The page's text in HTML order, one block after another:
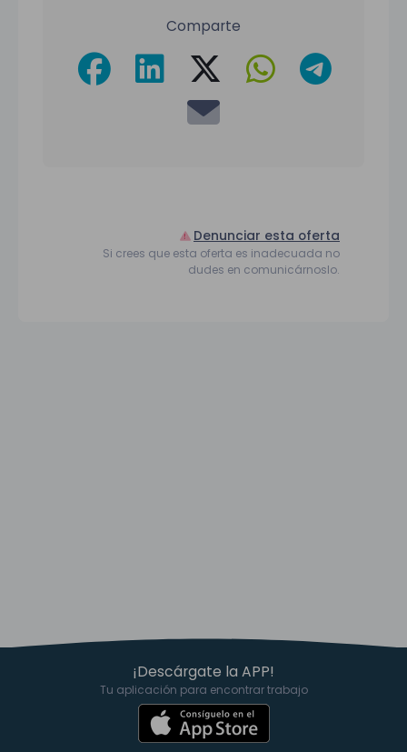
Comparte
Denunciar esta oferta
Si crees que esta oferta es inadecuada no
dudes en comunicárnoslo.
¡Descárgate la APP!
Tu aplicación para encontrar trabajo